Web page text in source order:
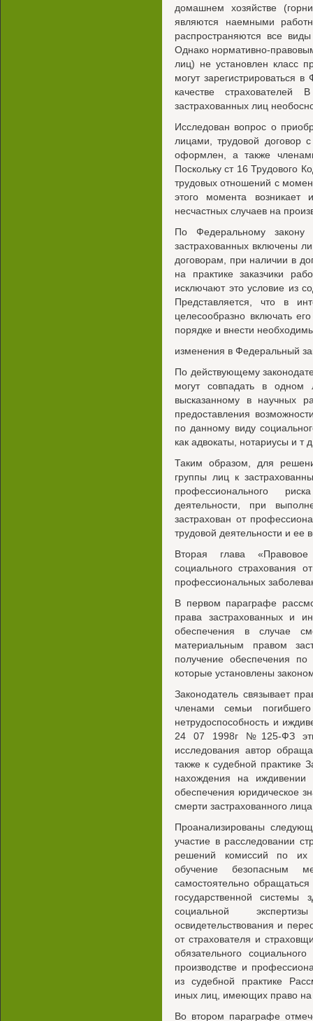
домашнем хозяйстве
являются наемными
распространяются все виды
Однако нормативно-
лиц) не установлен класс
могут зарегистрироваться
качестве страхователей
застрахованных лиц
Исследован вопрос о
лицами, трудовой
оформлен, а также
Поскольку ст 16 Трудового
трудовых отношений с
этого момента
несчастных случаев на
По Федеральному
застрахованных включены
договорам, при наличии в
на практике заказчики
исключают это условие из
Представляется, что в
целесообразно включать
порядке и внести
изменения в Федеральный
По действующему
могут совпадать в одном
высказанному в научных
предоставления
по данному виду
как адвокаты, нотариусы и т д
Таким образом, для
группы лиц к
профессионального
деятельности, при
застрахован от
трудовой деятельности и ее
Вторая глава «Правовое
социального страхования
профессиональных
В первом параграфе
права застрахованных и
обеспечения в случае
материальным правом
получение обеспечения
которые установлены
Законодатель связывает
членами семьи
нетрудоспособность и
24 07 1998г №125-ФЗ
исследования автор
также к судебной практике
нахождения на иждивении
обеспечения юридическое
смерти застрахованного лица
Проанализированы
участие в расследовании
решений комиссий по их
обучение безопасным
самостоятельно
государственной системы
социальной
освидетельствования и
от страхователя и
обязательного
производстве и
из судебной практике
иных лиц, имеющих право на
Во втором параграфе